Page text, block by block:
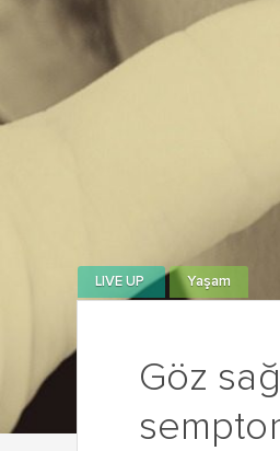
Göz
LIVE UP Yaşam